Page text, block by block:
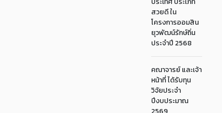
สวยดี ใน
โครงการออมสิน
ยุวพัฒน์รักษ์ถิ่น
ประจำปี 2568
คณาจารย์ และเจ้า
หน้าที่ ได้รับทุน
วิจัยประจำ
ปีงบประมาณ